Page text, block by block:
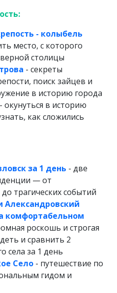
- колыбель
место, с которого
столицы
- секреты
поиск зайцев и
в историю города
- окунуться в историю
как сложились
за 1 день - две
— от
трагических событий
Александровский
комфортабельном
роскошь и строгая
и сравнить 2
села за 1 день
Село - путешествие по
гидом и